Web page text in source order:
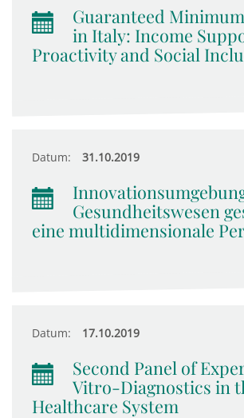
Guaranteed
in Italy: Income
Proactivity and Social
Datum: 31.10.2019
Gesundheitswesen
eine multidimensionale
Datum: 17.10.2019
Second Panel of
Vitro-Diagnostics in
Healthcare System